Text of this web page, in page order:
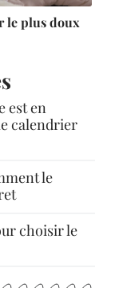
le plus doux
est en
calendrier
le
choisir le